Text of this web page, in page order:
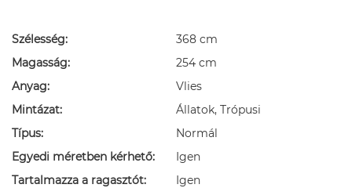
Szélesség:
368 cm
Magasság:
254 cm
Anyag:
Vlies
Mintázat:
Állatok, Trópusi
Típus:
Normál
Egyedi méretben kérhető:
Igen
Tartalmazza a ragasztót:
Igen